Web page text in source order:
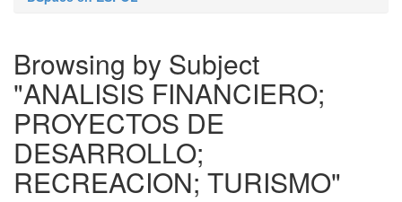
Browsing by Subject
"ANALISIS FINANCIERO;
PROYECTOS DE
DESARROLLO;
RECREACION; TURISMO"